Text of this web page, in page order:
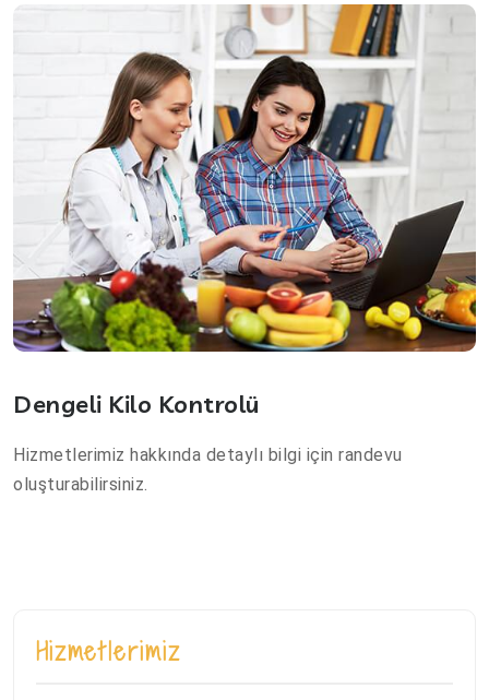
Hizmetlerimiz
Dengeli Kilo Kontrolü
Hizmetlerimiz hakkında detaylı bilgi için randevu
oluşturabilirsiniz.